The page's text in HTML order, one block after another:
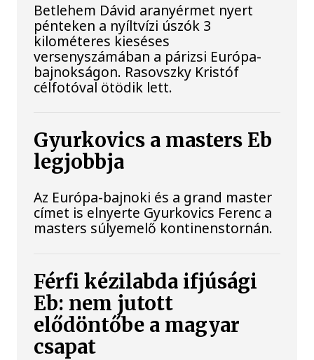
Betlehem Dávid aranyérmet nyert
pénteken a nyíltvízi úszók 3
kilométeres kieséses
versenyszámában a párizsi Európa-
bajnokságon. Rasovszky Kristóf
célfotóval ötödik lett.
Gyurkovics a masters Eb
legjobbja
Az Európa-bajnoki és a grand master
címet is elnyerte Gyurkovics Ferenc a
masters súlyemelő kontinenstornán.
Férfi kézilabda ifjúsági
Eb: nem jutott
elődöntőbe a magyar
csapat